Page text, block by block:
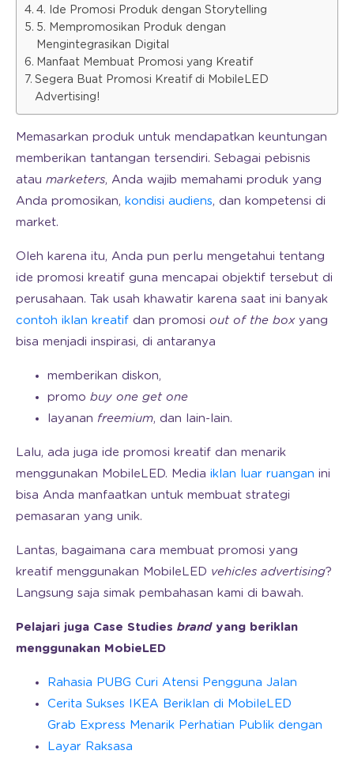
4. Ide Promosi Produk dengan Storytelling
5. Mempromosikan Produk dengan
Mengintegrasikan Digital
Manfaat Membuat Promosi yang Kreatif
Segera Buat Promosi Kreatif di MobileLED
Advertising!
Memasarkan produk untuk mendapatkan keuntungan
memberikan tantangan tersendiri. Sebagai pebisnis
atau marketers, Anda wajib memahami produk yang
Anda promosikan, kondisi audiens, dan kompetensi di
market.
Oleh karena itu, Anda pun perlu mengetahui tentang
ide promosi kreatif guna mencapai objektif tersebut di
perusahaan. Tak usah khawatir karena saat ini banyak
contoh iklan kreatif dan promosi out of the boxyang
bisa menjadi inspirasi, di antaranya
memberikan diskon,
promo buy one get one
layanan freemium, dan lain-lain.
Lalu, ada juga ide promosi kreatif dan menarik
menggunakan MobileLED. Media iklan luar ruangan ini
bisa Anda manfaatkan untuk membuat strategi
pemasaran yang unik.
Lantas, bagaimana cara membuat promosi yang
kreatif menggunakan MobileLED vehicles advertising?
Langsung saja simak pembahasan kami di bawah.
Pelajari juga Case Studies brandyang beriklan
menggunakan MobieLED
Rahasia PUBG Curi Atensi Pengguna Jalan
Cerita Sukses IKEA Beriklan di MobileLED
Grab Express Menarik Perhatian Publik dengan
Layar Raksasa